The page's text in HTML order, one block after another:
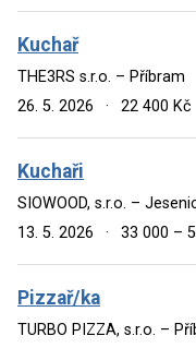
Kuchař
THE3RS s.r.o. – Příbram
26. 5. 2026
· 22 400 Kč
Kuchaři
SIOWOOD, s.r.o. –
13. 5. 2026
· 33 000 –
Pizzař/ka
TURBO PIZZA, s.r.o. –